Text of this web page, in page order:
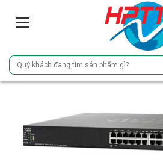
T
l
e
v
i